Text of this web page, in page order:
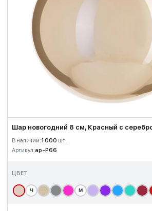
Шар новогодний 8 см, Красный с
В наличии:1 000 шт.
Артикул:ap-P66
ЦВЕТ
Ч М